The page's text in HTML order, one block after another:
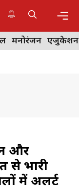
मनोरंजन एजुकेशन
और
से भारी
में अलर्ट